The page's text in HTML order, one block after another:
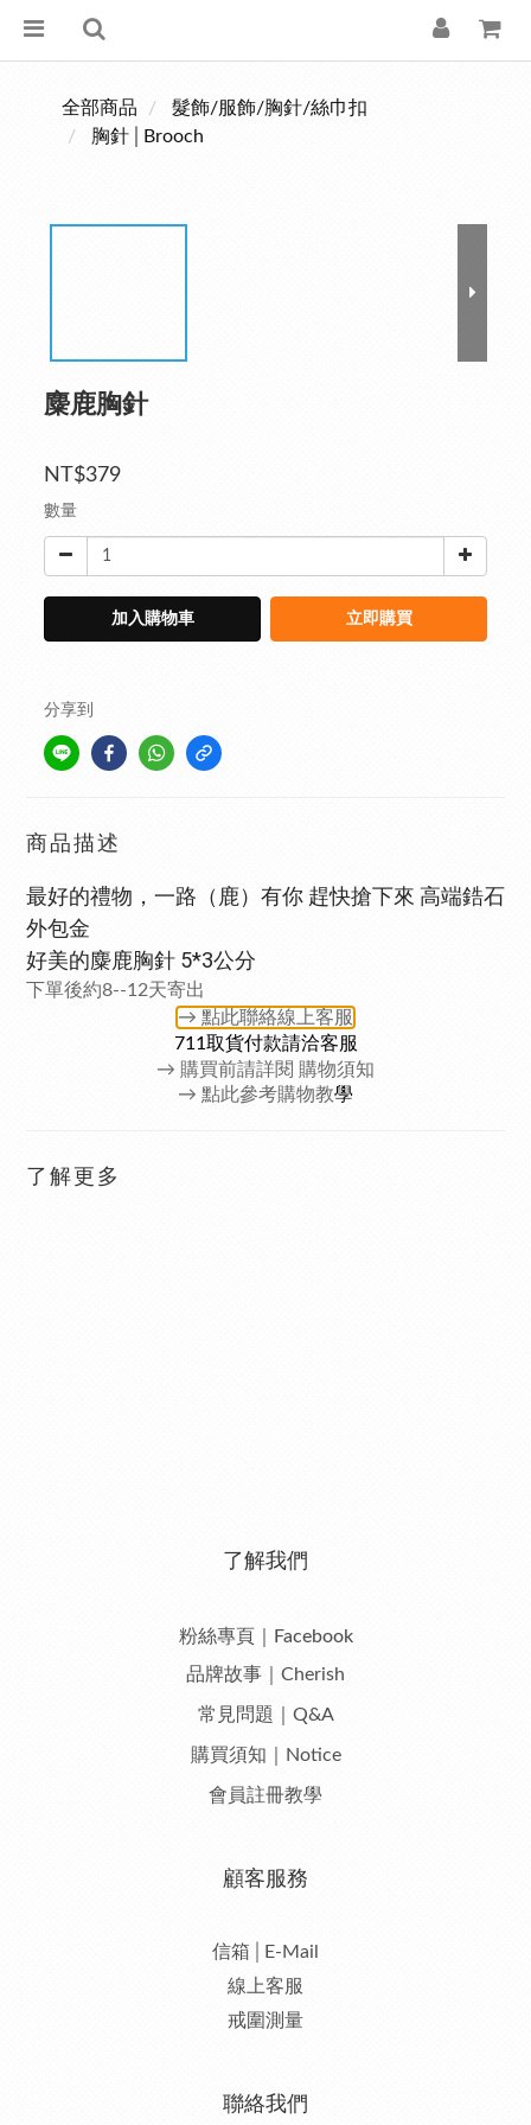
全部商品
髮飾/服飾/胸針/絲巾扣
胸針│Brooch
麋鹿胸針
NT$379
數量
加入購物車 立即購買
分享到
商品描述
最好的禮物，一路（鹿）有你 趕快搶下來 高端鋯石
外包金
好美的麋鹿胸針 5*3公分
下單後約8--12天寄出
→ 點此聯絡線上客服
711取貨付款請洽客服
→ 購買前請詳閱 購物須知
→ 點此參考購物教學
了解更多
了解我們
粉絲專頁｜Facebook
品牌故事｜Cherish
常見問題｜Q&A
購買須知｜Notice
會員註冊教學
顧客服務
信箱│E-Mail
線上客服
戒圍測量
聯絡我們